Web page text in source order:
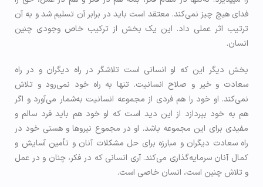
فدای هیچ چیز نمی‌کند. معتقد است باید در برابر آن تسلیم شد و به آن
ترتیب اثر عملی داد. این یک بخش از ترکیب خاص وجودی چنین
انسان.
بخش دیگر این که او انسانی است تلاشگر در راه دیگران و در راه
سعادت و خیر و صلاح انسانیت. تنها به راه خود نمی‌رود و تلاش
نمی‌کند. او خود را هم فردی از مجموعه انسانیت به‌شمار می‌آورد و اگر
هم به خود بپردازد از این دید است که او خود هم باید فرد سالم و
مفیدی برای این مجموعه باشد. او در مجموع نیروها و هستی خود در
راه سعادت دیگران و مبارزه برای حل مشکلات آنان و تأمین آسایش و
کمال آنان سرمایه‌گذاری می‌کند. آری انسانی که در فکر، چنان و در عمل
و تلاش چنین است، انسان خاصی است.